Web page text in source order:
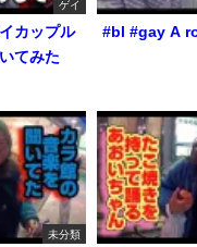
ゲイ
カップル
てみた
#bl #gay A
未分類